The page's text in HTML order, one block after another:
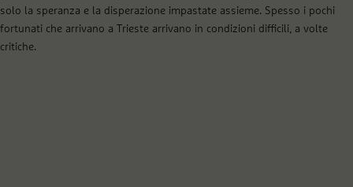
solo la speranza e la disperazione impastate assieme. Spesso i pochi
fortunati che arrivano a Trieste arrivano in condizioni difficili, a volte
critiche.